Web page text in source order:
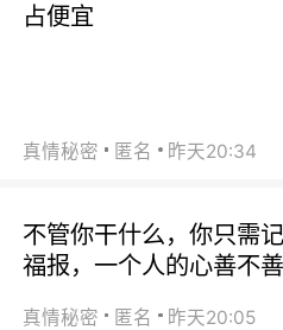
占便宜
真情秘密 匿名 昨天20:34
不管你干什么，你只需
福报，一个人的心善不
真情秘密 匿名 昨天20:05